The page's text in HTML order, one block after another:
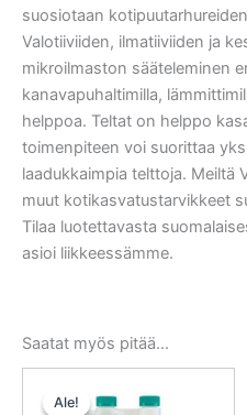
suosiotaan
Valotiiviiden, ilmatiiviiden ja
mikroilmaston sääteleminen
kanavapuhaltimilla,
helppoa. Teltat on helppo
toimenpiteen voi suorittaa
laadukkaimpia telttoja. Meiltä
muut kotikasvatustarvikkeet
Tilaa luotettavasta
asioi liikkeessämme.
Saatat myös pitää...
Ale!
Ale!
hinta
hinta